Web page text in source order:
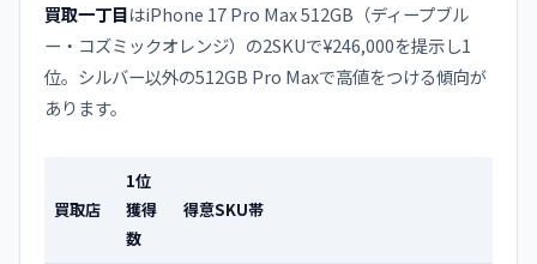
買取一丁目はiPhone 17 Pro Max 512GB（ディープブル
ー・コズミックオレンジ）の2SKUで¥246,000を提示し1
位。シルバー以外の512GB Pro Maxで高値をつける傾向が
あります。
買取店
1位
獲得
数
得意SKU帯